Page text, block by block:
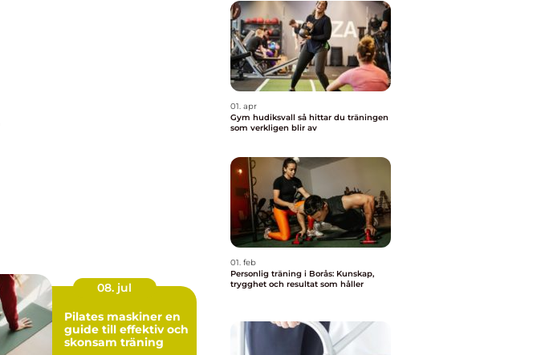
08. jul
Pilates maskiner en
guide till effektiv och
skonsam träning
01. apr
Gym hudiksvall så hittar du träningen
som verkligen blir av
01. feb
Personlig träning i Borås: Kunskap,
trygghet och resultat som håller